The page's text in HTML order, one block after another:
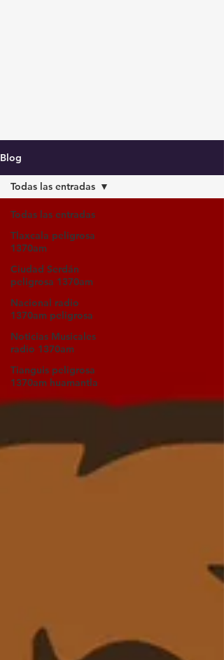
Blog
Todas las entradas
Tlaxcala peligrosa
1370am
Ciudad Serdán
peligrosa 1370am
Nacional radio
1370am peligrosa
Noticias Musicales
radio 1370am
Tianguis peligrosa
1370am huamantla
Todas las entradas